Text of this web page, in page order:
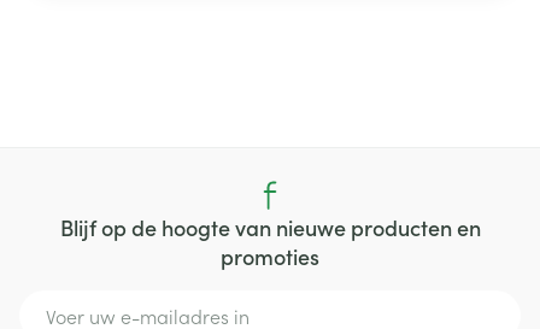
Blijf op de hoogte van nieuwe producten en
promoties